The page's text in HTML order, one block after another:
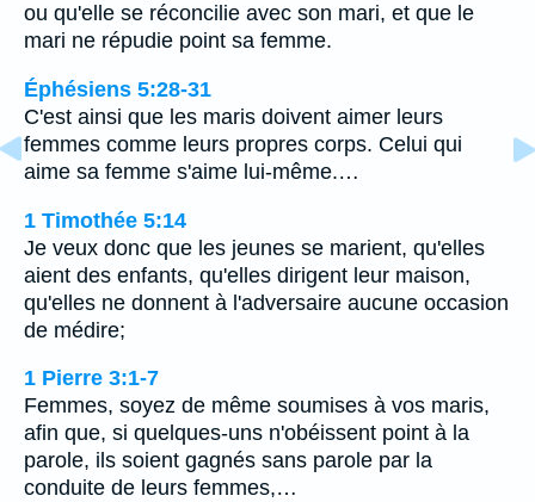
ou qu'elle se réconcilie avec son mari, et que le
mari ne répudie point sa femme.
Éphésiens 5:28-31
C'est ainsi que les maris doivent aimer leurs
femmes comme leurs propres corps. Celui qui
aime sa femme s'aime lui-même.…
1 Timothée 5:14
Je veux donc que les jeunes se marient, qu'elles
aient des enfants, qu'elles dirigent leur maison,
qu'elles ne donnent à l'adversaire aucune occasion
de médire;
1 Pierre 3:1-7
Femmes, soyez de même soumises à vos maris,
afin que, si quelques-uns n'obéissent point à la
parole, ils soient gagnés sans parole par la
conduite de leurs femmes,…